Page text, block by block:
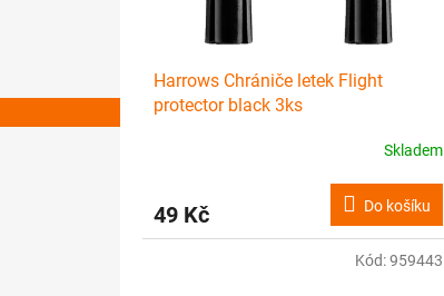
Harrows Chrániče letek Flight
protector black 3ks
Skladem
49 Kč Do košíku
Kód:959443